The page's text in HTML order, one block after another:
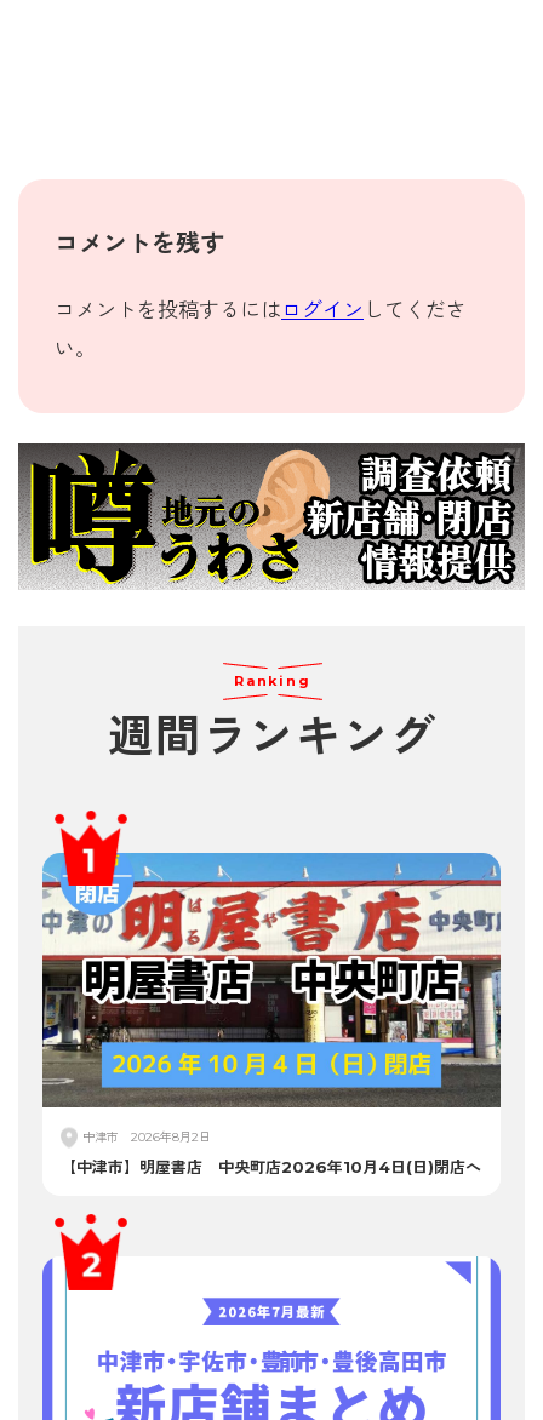
コメントを残す
コメントを投稿するには ログイン してくださ
い。
Ranking
週間 ランキング
中津市 2026年8月2日
【中津市】明屋書店 中央町店2026年10月4日(日)閉店へ